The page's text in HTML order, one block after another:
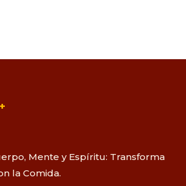
Mente y Espíritu: Transforma
la Comida.